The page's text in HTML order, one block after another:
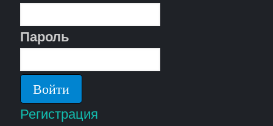
Пароль
Регистрация